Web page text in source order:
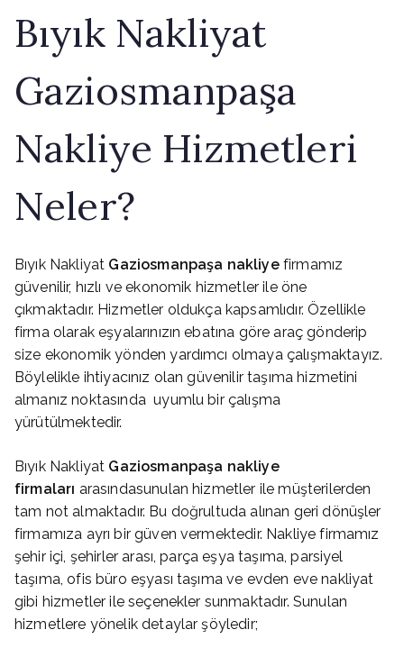
Bıyık Nakliyat
Gaziosmanpaşa
Nakliye Hizmetleri
Neler?
Bıyık Nakliyat Gaziosmanpaşa nakliye firmamız
güvenilir, hızlı ve ekonomik hizmetler ile öne
çıkmaktadır. Hizmetler oldukça kapsamlıdır. Özellikle
firma olarak eşyalarınızın ebatına göre araç gönderip
size ekonomik yönden yardımcı olmaya çalışmaktayız.
Böylelikle ihtiyacınız olan güvenilir taşıma hizmetini
almanız noktasında uyumlu bir çalışma
yürütülmektedir.
Bıyık Nakliyat Gaziosmanpaşa nakliye
firmaları arasındasunulan hizmetler ile müşterilerden
tam not almaktadır. Bu doğrultuda alınan geri dönüşler
firmamıza ayrı bir güven vermektedir. Nakliye firmamız
şehir içi, şehirler arası, parça eşya taşıma, parsiyel
taşıma, ofis büro eşyası taşıma ve evden eve nakliyat
gibi hizmetler ile seçenekler sunmaktadır. Sunulan
hizmetlere yönelik detaylar şöyledir;